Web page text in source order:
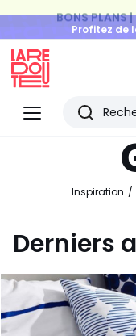
Profitez de
sur tous
Menu
Redoute
derniers
articles
Inspiration
Derniers